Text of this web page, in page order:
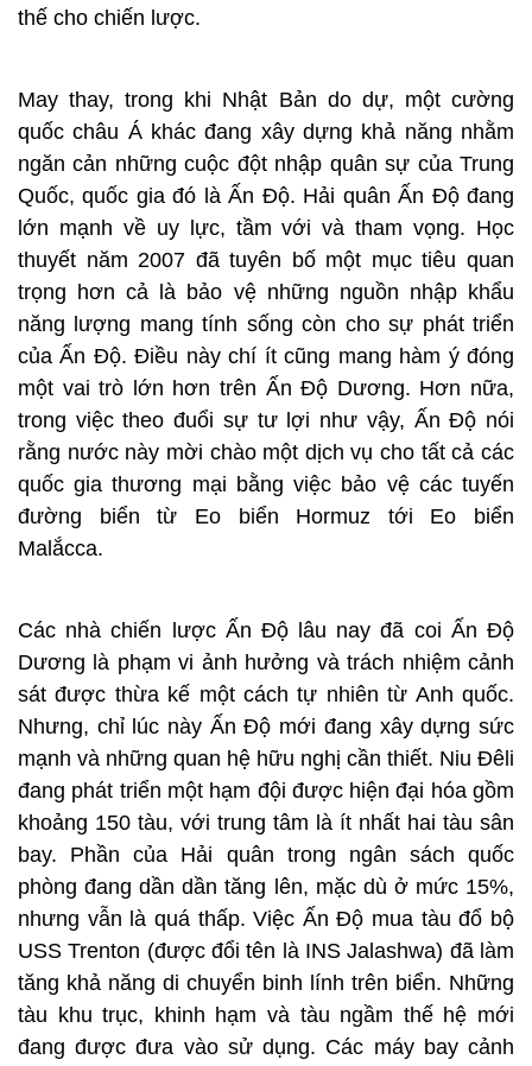
thế cho chiến lược.
May thay, trong khi Nhật Bản do dự, một cường
quốc châu Á khác đang xây dựng khả năng nhằm
ngăn cản những cuộc đột nhập quân sự của Trung
Quốc, quốc gia đó là Ấn Độ. Hải quân Ấn Độ đang
lớn mạnh về uy lực, tầm với và tham vọng. Học
thuyết năm 2007 đã tuyên bố một mục tiêu quan
trọng hơn cả là bảo vệ những nguồn nhập khẩu
năng lượng mang tính sống còn cho sự phát triển
của Ấn Độ. Điều này chí ít cũng mang hàm ý đóng
một vai trò lớn hơn trên Ấn Độ Dương. Hơn nữa,
trong việc theo đuổi sự tư lợi như vậy, Ấn Độ nói
rằng nước này mời chào một dịch vụ cho tất cả các
quốc gia thương mại bằng việc bảo vệ các tuyến
đường biển từ Eo biển Hormuz tới Eo biển
Malắcca.
Các nhà chiến lược Ấn Độ lâu nay đã coi Ấn Độ
Dương là phạm vi ảnh hưởng và trách nhiệm cảnh
sát được thừa kế một cách tự nhiên từ Anh quốc.
Nhưng, chỉ lúc này Ấn Độ mới đang xây dựng sức
mạnh và những quan hệ hữu nghị cần thiết. Niu Đêli
đang phát triển một hạm đội được hiện đại hóa gồm
khoảng 150 tàu, với trung tâm là ít nhất hai tàu sân
bay. Phần của Hải quân trong ngân sách quốc
phòng đang dần dần tăng lên, mặc dù ở mức 15%,
nhưng vẫn là quá thấp. Việc Ấn Độ mua tàu đổ bộ
USS Trenton (được đổi tên là INS Jalashwa) đã làm
tăng khả năng di chuyển binh lính trên biển. Những
tàu khu trục, khinh hạm và tàu ngầm thế hệ mới
đang được đưa vào sử dụng. Các máy bay cảnh